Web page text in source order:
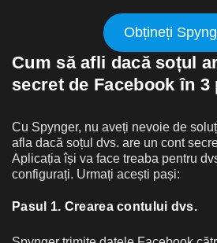
Obțineți
Cum să afli dacă soțul
secret de Facebook în 3
Cu Spynger, nu aveți nevoie de
afla dacă soțul dvs. are un cont
Aplicația își va face treaba pentru
configurați. Urmați acești pași:
Pasul 1. Crearea contului dvs.